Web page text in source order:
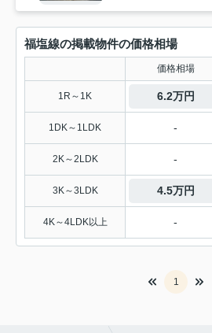
福塩線の掲載物件の価格相場
価格相場
1R～1K 6.2万円
1DK～1LDK -
2K～2LDK -
3K～3LDK 4.5万円
4K～4LDK以上 -
1